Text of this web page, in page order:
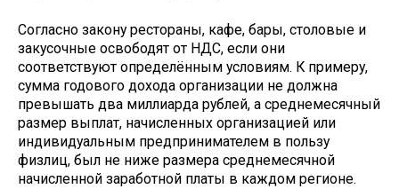
Согласно закону рестораны, кафе, бары, столовые и
закусочные освободят от НДС, если они
соответствуют определённым условиям. К примеру,
сумма годового дохода организации не должна
превышать два миллиарда рублей, а среднемесячный
размер выплат, начисленных организацией или
индивидуальным предпринимателем в пользу
физлиц, был не ниже размера среднемесячной
начисленной заработной платы в каждом регионе.